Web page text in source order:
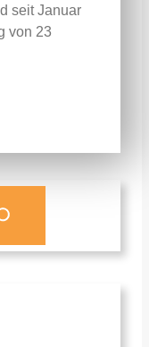
seit Januar
von 23